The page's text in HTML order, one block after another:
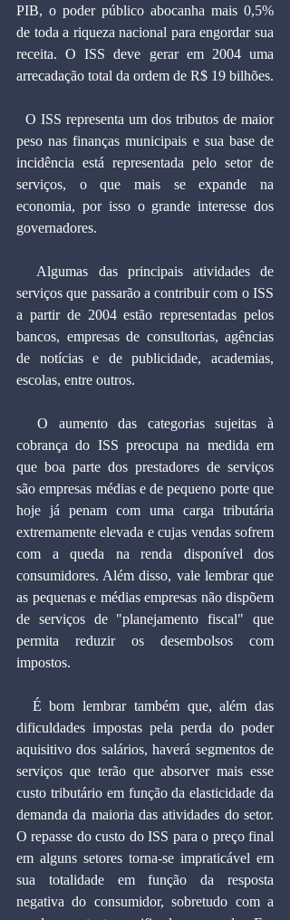
PIB, o poder público abocanha mais 0,5%
de toda a riqueza nacional para engordar sua
receita. O ISS deve gerar em 2004 uma
arrecadação total da ordem de R$ 19 bilhões.
peso nas finanças municipais e sua base de
incidência está representada pelo setor de
serviços, o que mais se expande na
economia, por isso o grande interesse dos
governadores.
serviços que passarão a contribuir com o ISS
a partir de 2004 estão representadas pelos
bancos, empresas de consultorias, agências
de notícias e de publicidade, academias,
escolas, entre outros.
  O aumento das categorias sujeitas à
cobrança do ISS preocupa na medida em
que boa parte dos prestadores de serviços
são empresas médias e de pequeno porte que
hoje já penam com uma carga tributária
extremamente elevada e cujas vendas sofrem
com a queda na renda disponível dos
consumidores. Além disso, vale lembrar que
as pequenas e médias empresas não dispõem
de serviços de "planejamento fiscal" que
permita reduzir os desembolsos com
impostos.
dificuldades impostas pela perda do poder
aquisitivo dos salários, haverá segmentos de
serviços que terão que absorver mais esse
custo tributário em função da elasticidade da
demanda da maioria das atividades do setor.
O repasse do custo do ISS para o preço final
em alguns setores torna-se impraticável em
sua totalidade em função da resposta
negativa do consumidor, sobretudo com a